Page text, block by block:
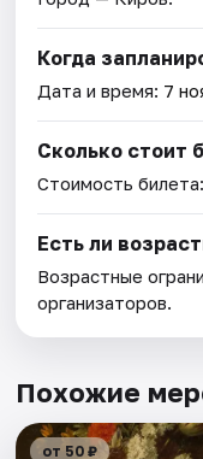
Когда
Дата и время: 7
Сколько стоит
Стоимость
Есть ли
Возрастные
организаторов.
Похожие
от 50 ₽